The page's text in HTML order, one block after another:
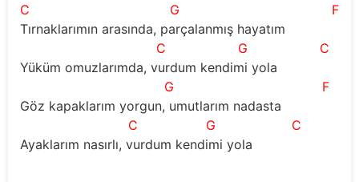
C G
F
Tırnaklarımın arasında, parçalanmış hayatım
C
G
C
Yüküm omuzlarımda, vurdum kendimi yola
G
F
Göz kapaklarım yorgun, umutlarım nadasta
C
G
C
Ayaklarım nasırlı, vurdum kendimi yola